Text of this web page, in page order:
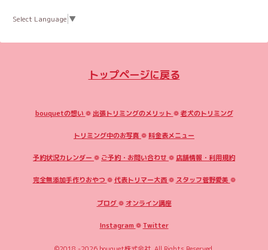
Select Language ▼
トップページに戻る
bouquetの想い ❁ 出張トリミングのメリット ❁老犬のトリミング
トリミング中のお写真 ❁料金表メニュー
予約状況カレンダー ❁ ご予約・お問い合わせ ❁ 店舗情報・利用規約
完全無添加手作りおやつ ❁代表トリマー大西❁ スタッフ菅野愛美 ❁
ブログ❁ オンライン講座
Instagram ❁Twitter